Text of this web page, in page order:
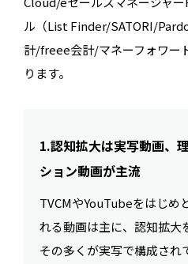
ル（List Finder/SATORI/
計/freee会計/マネーフォワー
ります。
1.認知拡大は実写動画、
ション動画が主流
TVCMやYouTubeをはじめ
れる動画は主に、認知拡大
その多くが実写で構成され